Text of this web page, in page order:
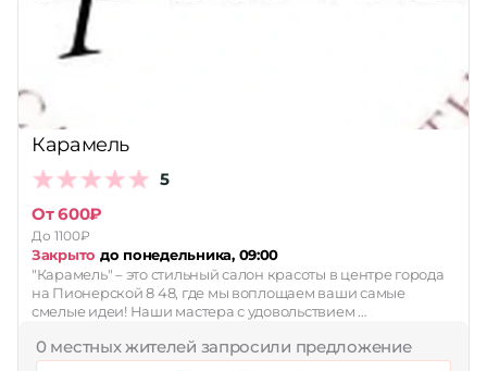
Карамель
5
От 600₽
До 1100₽
Закрыто до понедельника, 09:00
"Карамель" – это стильный салон красоты в центре города
на Пионерской 8 48, где мы воплощаем ваши самые
смелые идеи! Наши мастера с удовольствием …
0 местных жителей запросили предложение